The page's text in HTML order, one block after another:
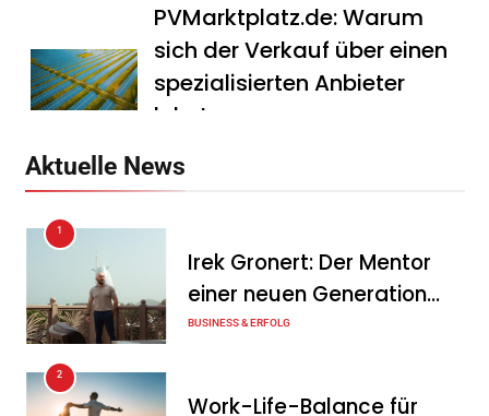
PVMarktplatz.de: Warum
sich der Verkauf über einen
spezialisierten Anbieter
lohnt
Mitarbeitergespräch pro
Jahr nichts verändert – und
was stattdessen
Verbindlichkeit schafft
Tanja Schiller 7. August 2026
Aktuelle News
1
Irek Gronert: Der Mentor
einer neuen Generation
von Unternehmern
BUSINESS & ERFOLG
2
Work-Life-Balance für